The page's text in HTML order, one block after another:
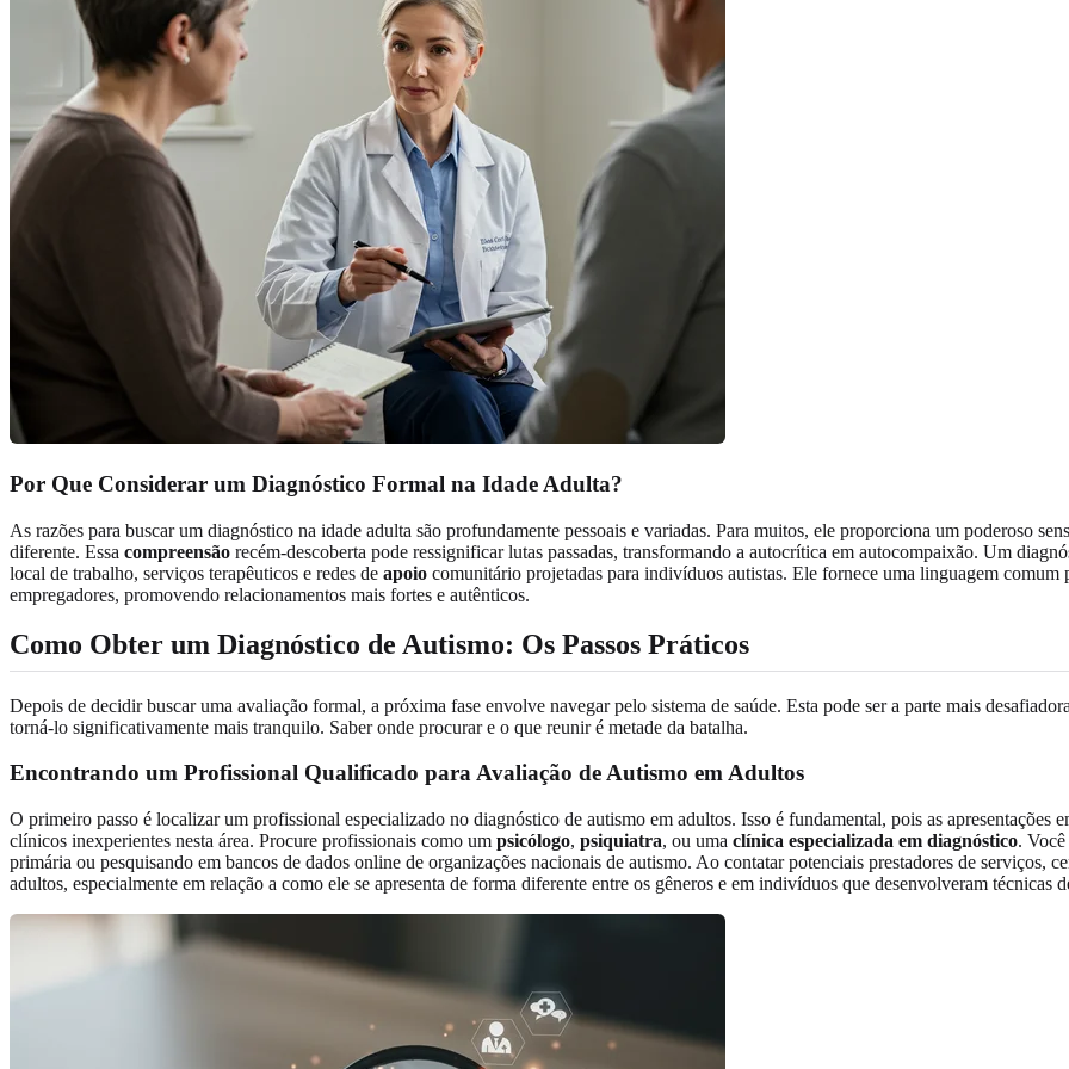
Por Que Considerar um Diagnóstico Formal na Idade Adulta?
As razões para buscar um diagnóstico na idade adulta são profundamente pessoais e variadas. Para muitos, ele proporciona um poderoso
diferente. Essa compreensão recém-descoberta pode ressignificar lutas passadas, transformando a autocrítica em autocompaixão. Um
local de trabalho, serviços terapêuticos e redes de apoio comunitário projetadas para indivíduos autistas. Ele fornece uma linguagem comum
empregadores, promovendo relacionamentos mais fortes e autênticos.
Como Obter um Diagnóstico de Autismo: Os Passos Práticos
Depois de decidir buscar uma avaliação formal, a próxima fase envolve navegar pelo sistema de saúde. Esta pode ser a parte mais
torná-lo significativamente mais tranquilo. Saber onde procurar e o que reunir é metade da batalha.
Encontrando um Profissional Qualificado para Avaliação de Autismo em Adultos
O primeiro passo é localizar um profissional especializado no diagnóstico de autismo em adultos. Isso é fundamental, pois as apresentações
clínicos inexperientes nesta área. Procure profissionais como um psicólogo, psiquiatra, ou uma clínica especializada em diagnóstico.
primária ou pesquisando em bancos de dados online de organizações nacionais de autismo. Ao contatar potenciais prestadores de serviços,
adultos, especialmente em relação a como ele se apresenta de forma diferente entre os gêneros e em indivíduos que desenvolveram técnicas